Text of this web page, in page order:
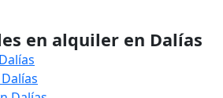
en alquiler en Dalías